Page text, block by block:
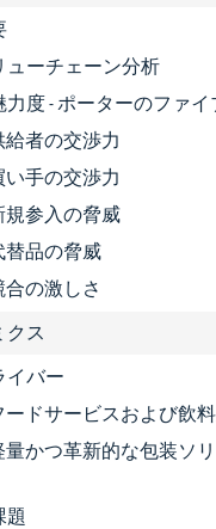
ューチェーン分析
力度 - ポーターのファ
給者の交渉力
い手の交渉力
規参入の脅威
替品の脅威
合の激しさ
クス
イバー
ードサービスおよび飲
量かつ革新的な包装ソ
題